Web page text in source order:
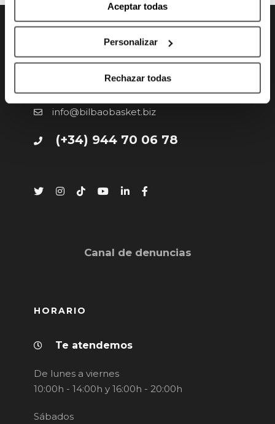
Aceptar todas
Personalizar
Rechazar todas
info@bilbaobasket.biz
(+34) 944 70 06 78
Canal de denuncias
HORARIO
Te atendemos
De lunes a viernes
10:00h - 14:00h y 16:00h - 20:00h
Sábados